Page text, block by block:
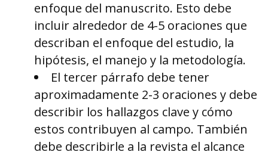
enfoque del manuscrito. Esto debe
incluir alrededor de 4-5 oraciones que
describan el enfoque del estudio, la
hipótesis, el manejo y la metodología.
El tercer párrafo debe tener
aproximadamente 2-3 oraciones y debe
describir los hallazgos clave y cómo
estos contribuyen al campo. También
debe describirle a la revista el alcance